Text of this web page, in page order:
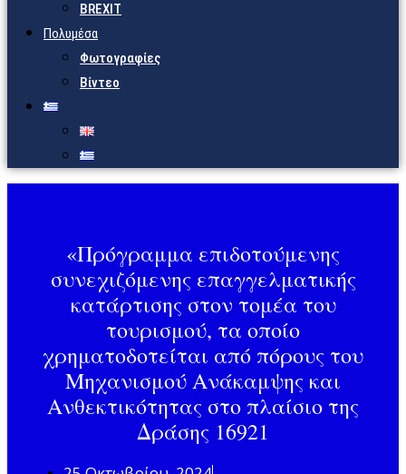
BREXIT
Πολυμέσα
Φωτογραφίες
Βίντεο
«Πρόγραμμα επιδοτούμενης
συνεχιζόμενης επαγγελματικής
κατάρτισης στον τομέα του
τουρισμού, τα οποίο
χρηματοδοτείται από πόρους του
Μηχανισμού Ανάκαμψης και
Ανθεκτικότητας στο πλαίσιο της
Δράσης 16921